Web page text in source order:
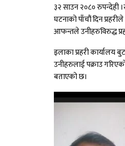
३२ साउन २०८० रुपन्देही
घटनाको पाँचौं दिन
आफन्तले उनीहरुविरुद्ध
इलाका प्रहरी कार्यालय
उनीहरुलाई पक्राउ
बताएको छ।